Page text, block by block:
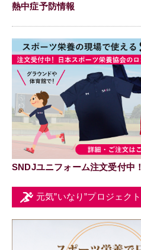
熱中症予防情報
SNDJユニフォーム注文受付中！
元気”いなり”プロジェクト